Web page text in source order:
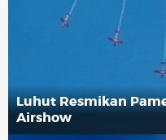
Luhut Resmikan
Airshow